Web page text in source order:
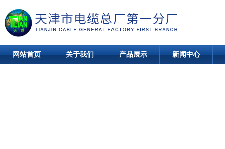
网站首页 关于我们 产品展示 新闻中心